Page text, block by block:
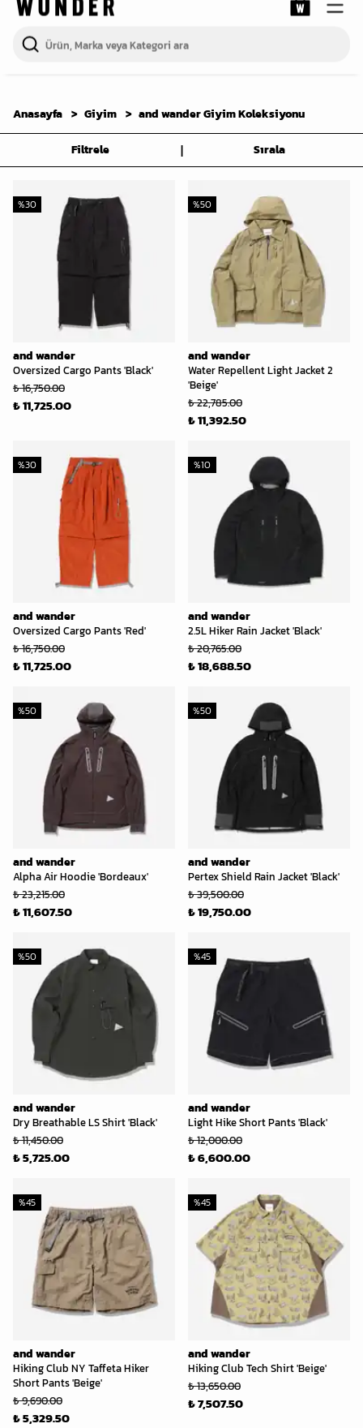
Anasayfa Giyim and wander Giyim Koleksiyonu
Filtrele | Sırala
and wander
Oversized Cargo Pants 'Black'
%30
₺ 16,750.00
₺ 11,725.00
and wander
Water Repellent Light Jacket 2
'Beige'
%50
₺ 22,785.00
₺ 11,392.50
and wander
Oversized Cargo Pants 'Red'
%30
₺ 16,750.00
₺ 11,725.00
and wander
2.5L Hiker Rain Jacket 'Black'
%10
₺ 20,765.00
₺ 18,688.50
and wander
Alpha Air Hoodie 'Bordeaux'
%50
₺ 23,215.00
₺ 11,607.50
and wander
Pertex Shield Rain Jacket 'Black'
%50
₺ 39,500.00
₺ 19,750.00
and wander
Dry Breathable LS Shirt 'Black'
%50
₺ 11,450.00
₺ 5,725.00
and wander
Light Hike Short Pants 'Black'
%45
₺ 12,000.00
₺ 6,600.00
and wander
Hiking Club NY Taffeta Hiker
Short Pants 'Beige'
%45
₺ 9,690.00
₺ 5,329.50
and wander
Hiking Club Tech Shirt 'Beige'
%45
₺ 13,650.00
₺ 7,507.50